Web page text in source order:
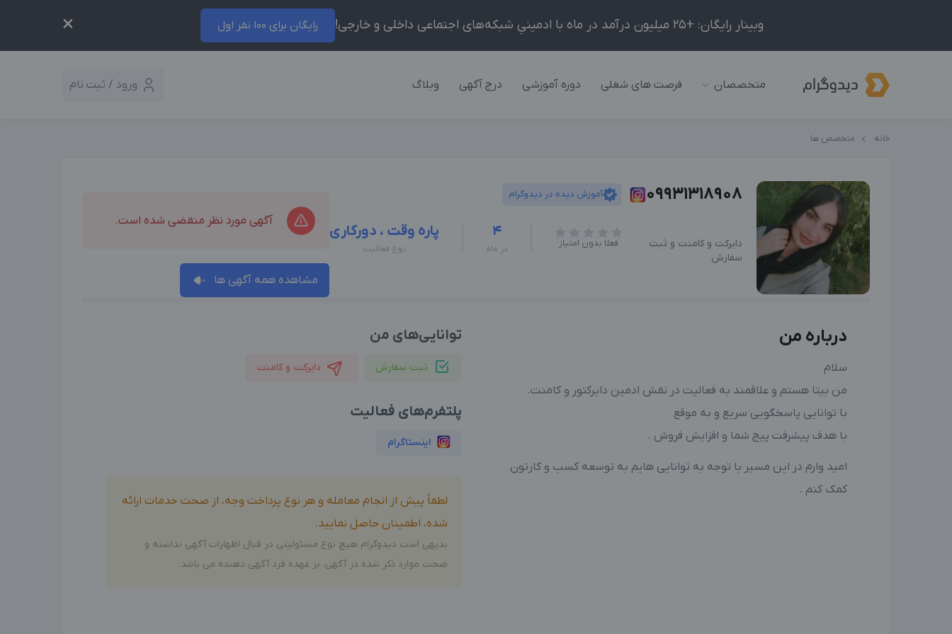
وبینار رایگان: +25 میلیون درآمد در ماه با ادمینیِ شبکه‌های اجتماعی داخلی و خارجی! رایگان برای 100 نفر اول ×
متخصصان فرصت های شغلی دوره آموزشی درج آگهی وبلاگ ورود / ثبت نام
خانه متخصص ها
09931318908 آموزش دیده در دیدوگرام
دایرکت و کامنت و ثبت
سفارش
فعلا بدون امتیاز
4
در ماه
پاره وقت ، دورکاری
نوع فعالیت
آگهی مورد نظر منقضی شده است.
مشاهده همه آگهی ها
درباره من
سلام
من بیتا هستم و علاقمند به فعالیت در نقش ادمین دایرکتور و کامنت.
با توانایی پاسخگویی سریع و به موقع
با هدف پیشرفت پیج شما و افزایش فروش .
امید وارم در این مسیر با توجه به توانایی هایم به توسعه کسب و کارتون
کمک کنم .
توانایی‌های من
ثبت سفارش دایرکت و کامنت
پلتفرم‌های فعالیت
اینستاگرام
لطفاً پیش از انجام معامله و هر نوع پرداخت وجه، از صحت خدمات ارائه
شده، اطمینان حاصل نمایید.
بدیهی است دیدوگرام هیچ نوع مسئولیتی در قبال اظهارات آگهی نداشته و
صحت موارد ذکر شده در آگهی، بر عهده فرد آگهی دهنده می باشد.